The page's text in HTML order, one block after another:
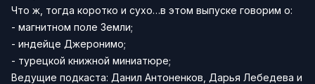
Что ж, тогда коротко и сухо…в этом выпуске говорим о:
- магнитном поле Земли;
- индейце Джеронимо;
- турецкой книжной миниатюре;
Ведущие подкаста: Данил Антоненков, Дарья Лебедева и